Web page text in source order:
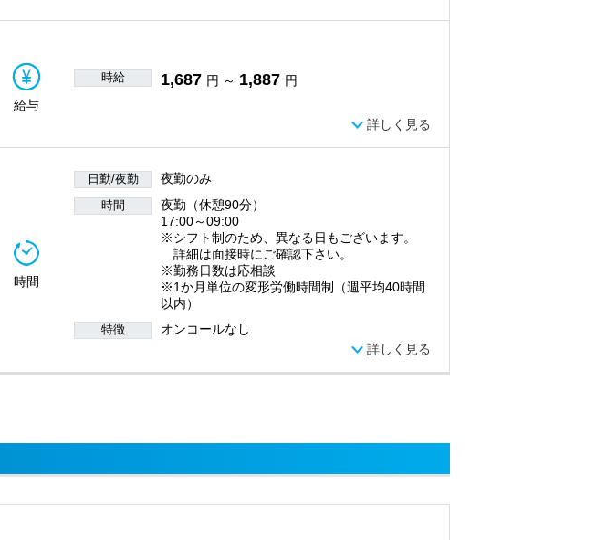
給与
時給 1,687 円 ～ 1,887 円
詳しく見る
時間
日勤/夜勤 夜勤のみ
時間
夜勤（休憩90分）
17:00～09:00
※シフト制のため、異なる日もございます。
詳細は面接時にご確認下さい。
※勤務日数は応相談
※1か月単位の変形労働時間制（週平均40時間
以内）
特徴 オンコールなし
詳しく見る